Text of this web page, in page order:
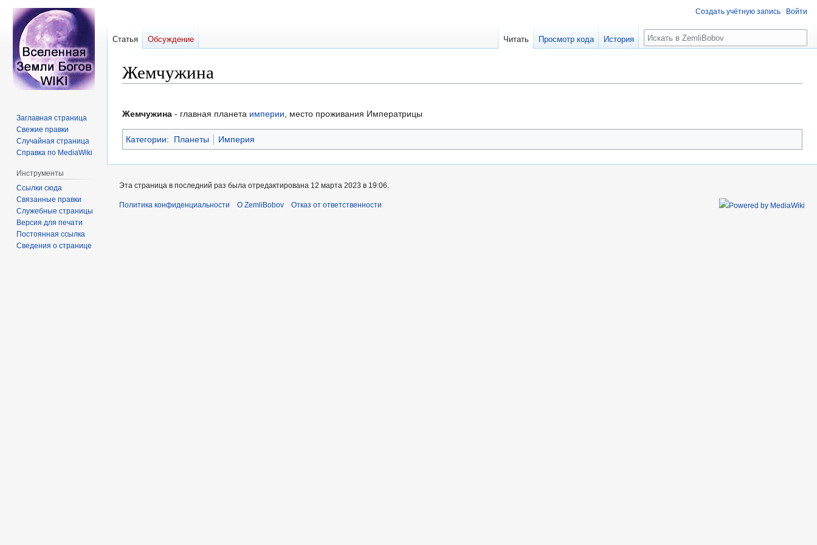
Жемчужина
к
навигации
к
поиску
Жемчужина - главная планета империи, место проживания Императрицы
Категории: Планеты Империя
Создать учётную запись Войти
Статья Обсуждение Читать Просмотр кода История Поиск
Заглавная страница
Свежие правки
Случайная страница
Справка по MediaWiki
Инструменты
Ссылки сюда
Связанные правки
Служебные страницы
Версия для печати
Постоянная ссылка
Сведения о странице
Эта страница в последний раз была отредактирована 12 марта 2023 в 19:06.
Политика конфиденциальности О ZemliBobov Отказ от ответственности